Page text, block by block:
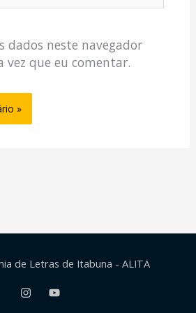
dados neste navegador
vez que eu comentar.
de Letras de Itabuna - ALITA